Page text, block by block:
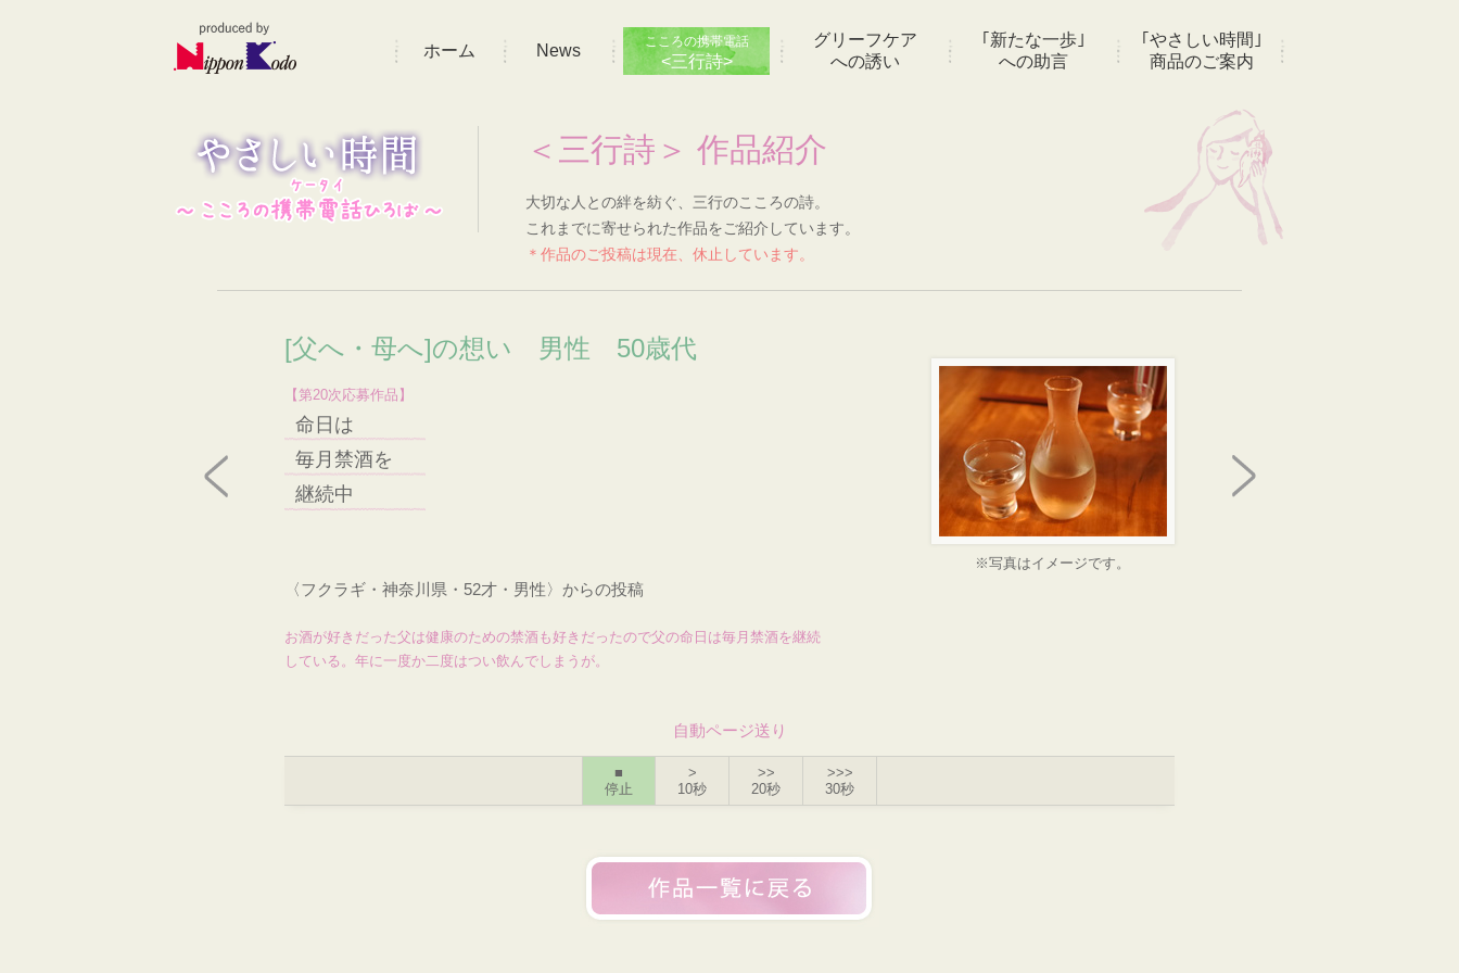
ホーム News こころの携帯電話
<三行詩>
グリーフケア
への誘い
｢新たな一歩｣
への助言
｢やさしい時間｣
商品のご案内
＜三行詩＞ 作品紹介
大切な人との絆を紡ぐ、三行のこころの詩。
これまでに寄せられた作品をご紹介しています。
＊作品のご投稿は現在、休止しています。
[父へ・母へ]の想い 男性 50歳代
【第20次応募作品】
命日は
毎月禁酒を
継続中
※写真はイメージです。
〈フクラギ・神奈川県・52才・男性〉からの投稿
お酒が好きだった父は健康のための禁酒も好きだったので父の命日は毎月禁酒を継続
している。年に一度か二度はつい飲んでしまうが。
自動ページ送り
■
停止
>
10秒
>>
20秒
>>>
30秒